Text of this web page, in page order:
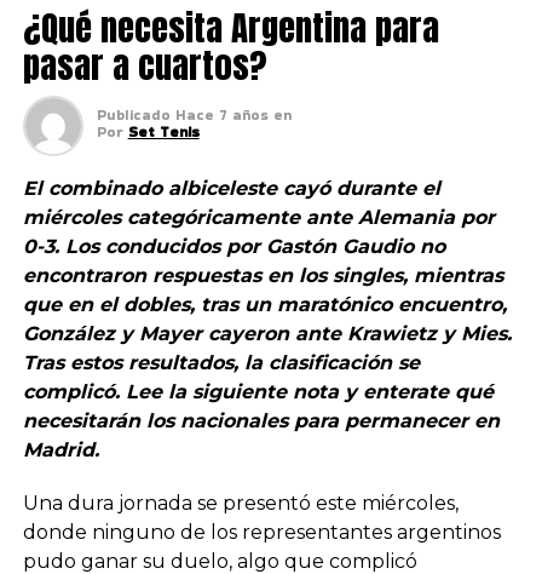
¿Qué necesita Argentina para
pasar a cuartos?
Publicado Hace 7 años en
Por Set Tenis
El combinado albiceleste cayó durante el
miércoles categóricamente ante Alemania por
0-3. Los conducidos por Gastón Gaudio no
encontraron respuestas en los singles, mientras
que en el dobles, tras un maratónico encuentro,
González y Mayer cayeron ante Krawietz y Mies.
Tras estos resultados, la clasificación se
complicó. Lee la siguiente nota y enterate qué
necesitarán los nacionales para permanecer en
Madrid.
Una dura jornada se presentó este miércoles,
donde ninguno de los representantes argentinos
pudo ganar su duelo, algo que complicó